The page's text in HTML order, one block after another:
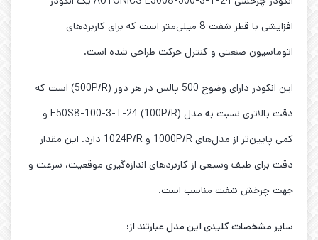
افزایشی با قطر شفت 8 میلی‌متر است که برای کاربردهای
اتوماسیون صنعتی و کنترل حرکت طراحی شده است.
این انکودر دارای وضوح 500 پالس در هر دور (500P/R) است که
دقت بالاتری نسبت به مدل E50S8-100-3-T-24 (100P/R) و
کمی پایین‌تر از مدل‌های 1000P/R و 1024P/R دارد. این مقدار
دقت برای طیف وسیعی از کاربردهای اندازه‌گیری موقعیت، سرعت و
جهت چرخش شفت مناسب است.
سایر مشخصات کلیدی این مدل عبارتند از: